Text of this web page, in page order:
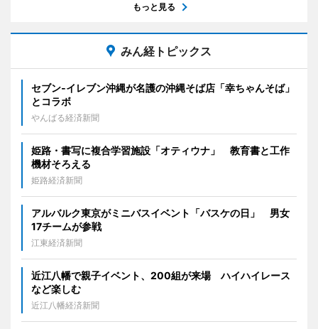
もっと見る
みん経トピックス
セブン‐イレブン沖縄が名護の沖縄そば店「幸ちゃんそば」
とコラボ
やんばる経済新聞
姫路・書写に複合学習施設「オティウナ」 教育書と工作
機材そろえる
姫路経済新聞
アルバルク東京がミニバスイベント「バスケの日」 男女
17チームが参戦
江東経済新聞
近江八幡で親子イベント、200組が来場 ハイハイレース
など楽しむ
近江八幡経済新聞